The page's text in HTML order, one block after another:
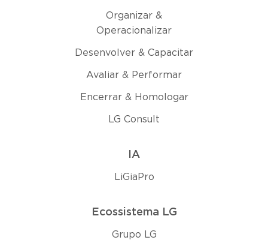
Organizar &
Operacionalizar
Desenvolver & Capacitar
Avaliar & Performar
Encerrar & Homologar
LG Consult
IA
LiGiaPro
Ecossistema LG
Grupo LG